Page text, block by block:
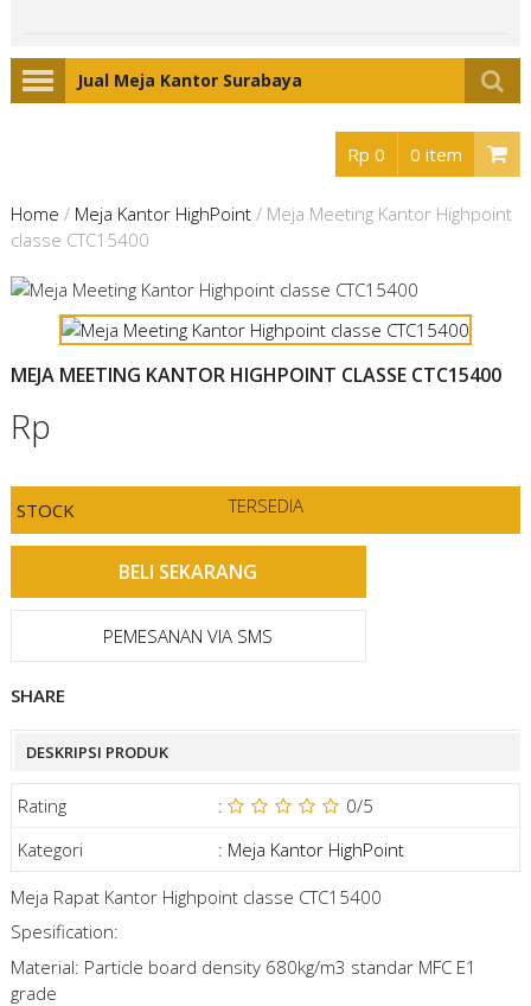
Jual Meja Kantor Surabaya
Rp 0 0 item
Home / Meja Kantor HighPoint/ Meja Meeting Kantor Highpoint
classe CTC15400
MEJA MEETING KANTOR HIGHPOINT CLASSE CTC15400
Rp
STOCK TERSEDIA
PEMESANAN VIA SMS
SHARE
DESKRIPSI PRODUK
Rating : 0/5
Kategori
: Meja Kantor HighPoint
Meja Rapat Kantor Highpoint classe CTC15400
Spesification:
Material: Particle board density 680kg/m3 standar MFC E1
grade